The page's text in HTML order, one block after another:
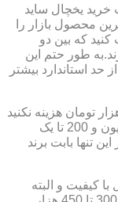
خرید یخچال ساید
محصول بازار را
کنید که بین دو
گیرند.به طور حتم این
حد استاندارد بیشتر
خرید اجاق گازهای داخلی بیشتر از 750 هزار تومان هزینه نکنید
اما مدل های وارداتی به درد بخور را از یک میلیون و 200 تا یک
از این تنها بابت برند
کیفیت و البته